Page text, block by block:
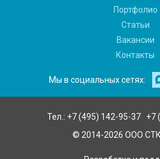
Тел.: +7 (495) 142-95-37
+7
© 2014-2026 ООО СТК
Портфолио
Статьи
Вакансии
Контакты
Мы в социальных сетях: